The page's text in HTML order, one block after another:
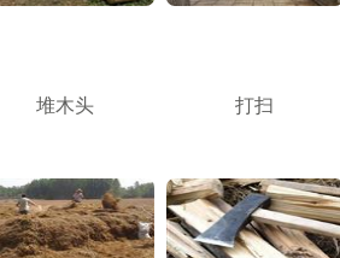
堆木头 打扫